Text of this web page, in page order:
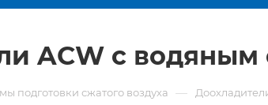
ACW с
подготовки сжатого воздуха —